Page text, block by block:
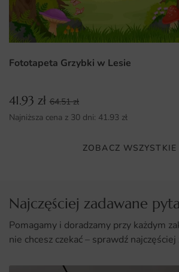
Wysoka jakość druku zapewniająca
Łatwy montaż, który nie wymaga
umiejętności.
dopasowanie do Twojej przestrzeni.
Fototapeta Grzybki w Lesie
41.93 zł 64.51zł
Najniższa cena z 30 dni: 41.93 zł
ZOBACZ WSZYSTKIE
Najczęściej zadawane
Pomagamy i doradzamy przy każdym
nie chcesz czekać – sprawdź